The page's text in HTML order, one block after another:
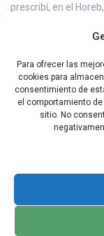
Para ofrecer las
cookies para
consentimiento de
el comportamiento
sitio. No
prescribí, en el
23 Yo les voy a
24 El hará volver el
corazón de los hijos
castigar el país con